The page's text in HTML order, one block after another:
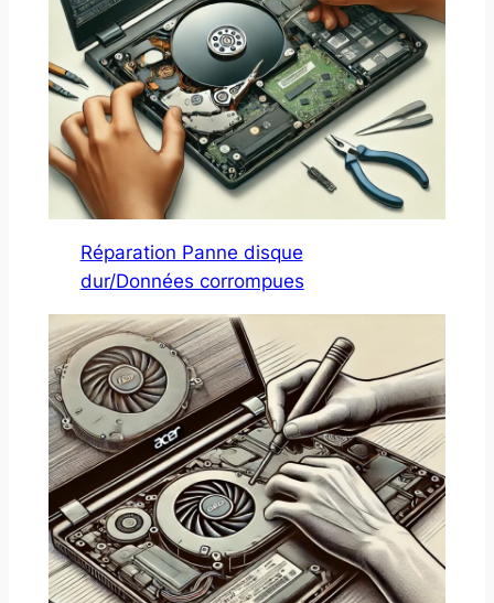
Réparation Panne disque
dur/Données corrompues